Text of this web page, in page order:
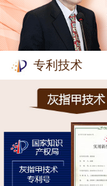
专利技术